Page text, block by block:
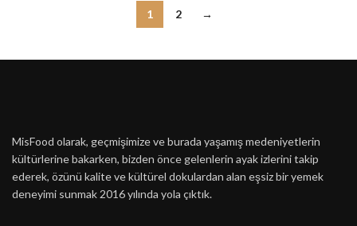
1 2 →
MisFood olarak, geçmişimize ve burada yaşamış medeniyetlerin
kültürlerine bakarken, bizden önce gelenlerin ayak izlerini takip
ederek, özünü kalite ve kültürel dokulardan alan eşsiz bir yemek
deneyimi sunmak 2016 yılında yola çıktık.